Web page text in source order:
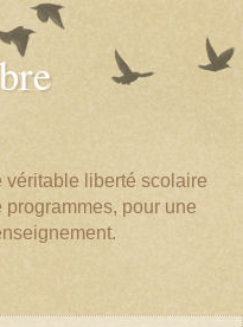
véritable liberté scolaire
pour une